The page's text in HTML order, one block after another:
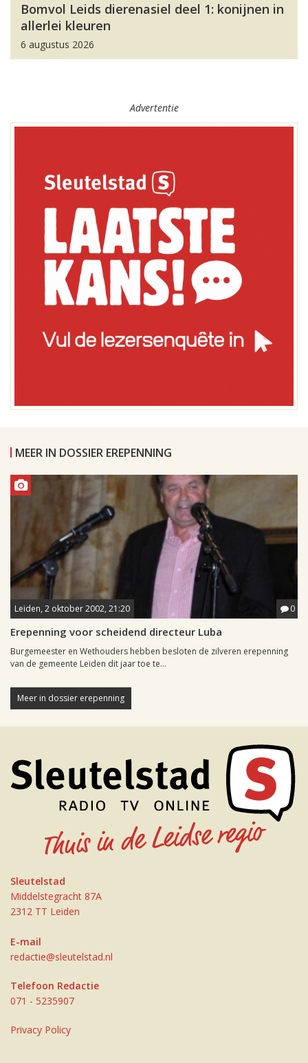
Bomvol Leids dierenasiel deel 1: konijnen in
allerlei kleuren
6 augustus 2026
Advertentie
MEER IN DOSSIER EREPENNING
Leiden, 2 oktober 2002, 21:20 0
Erepenning voor scheidend directeur Luba
Burgemeester en Wethouders hebben besloten de zilveren erepenning
van de gemeente Leiden dit jaar toe te...
Meer in dossier erepenning
Sleutelstad
Middelstegracht 87A
2312 TT Leiden
E-mail
redactie@sleutelstad.nl
Telefoon Redactie
071 - 5235907
Privacy Policy